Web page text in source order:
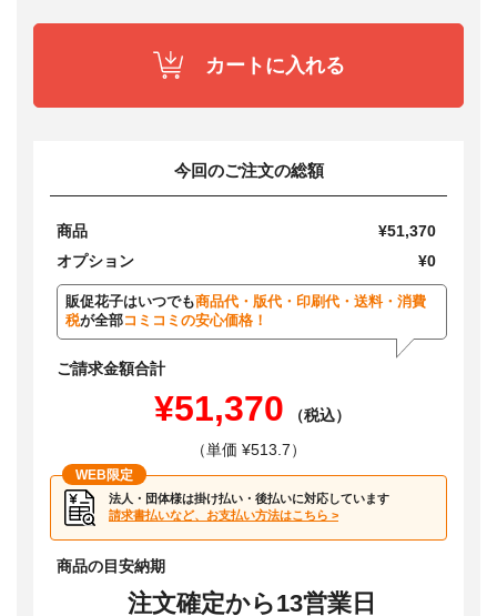
カートに入れる
今回のご注文の総額
商品
¥51,370
オプション
¥0
販促花子はいつでも商品代・版代・印刷代・送料・消費
税が全部コミコミの安心価格！
ご請求金額合計
¥51,370
（税込）
（単価 ¥513.7）
WEB限定
法人・団体様は掛け払い・後払いに対応しています
請求書払いなど、お支払い方法はこちら >
商品の目安納期
注文確定から13営業日